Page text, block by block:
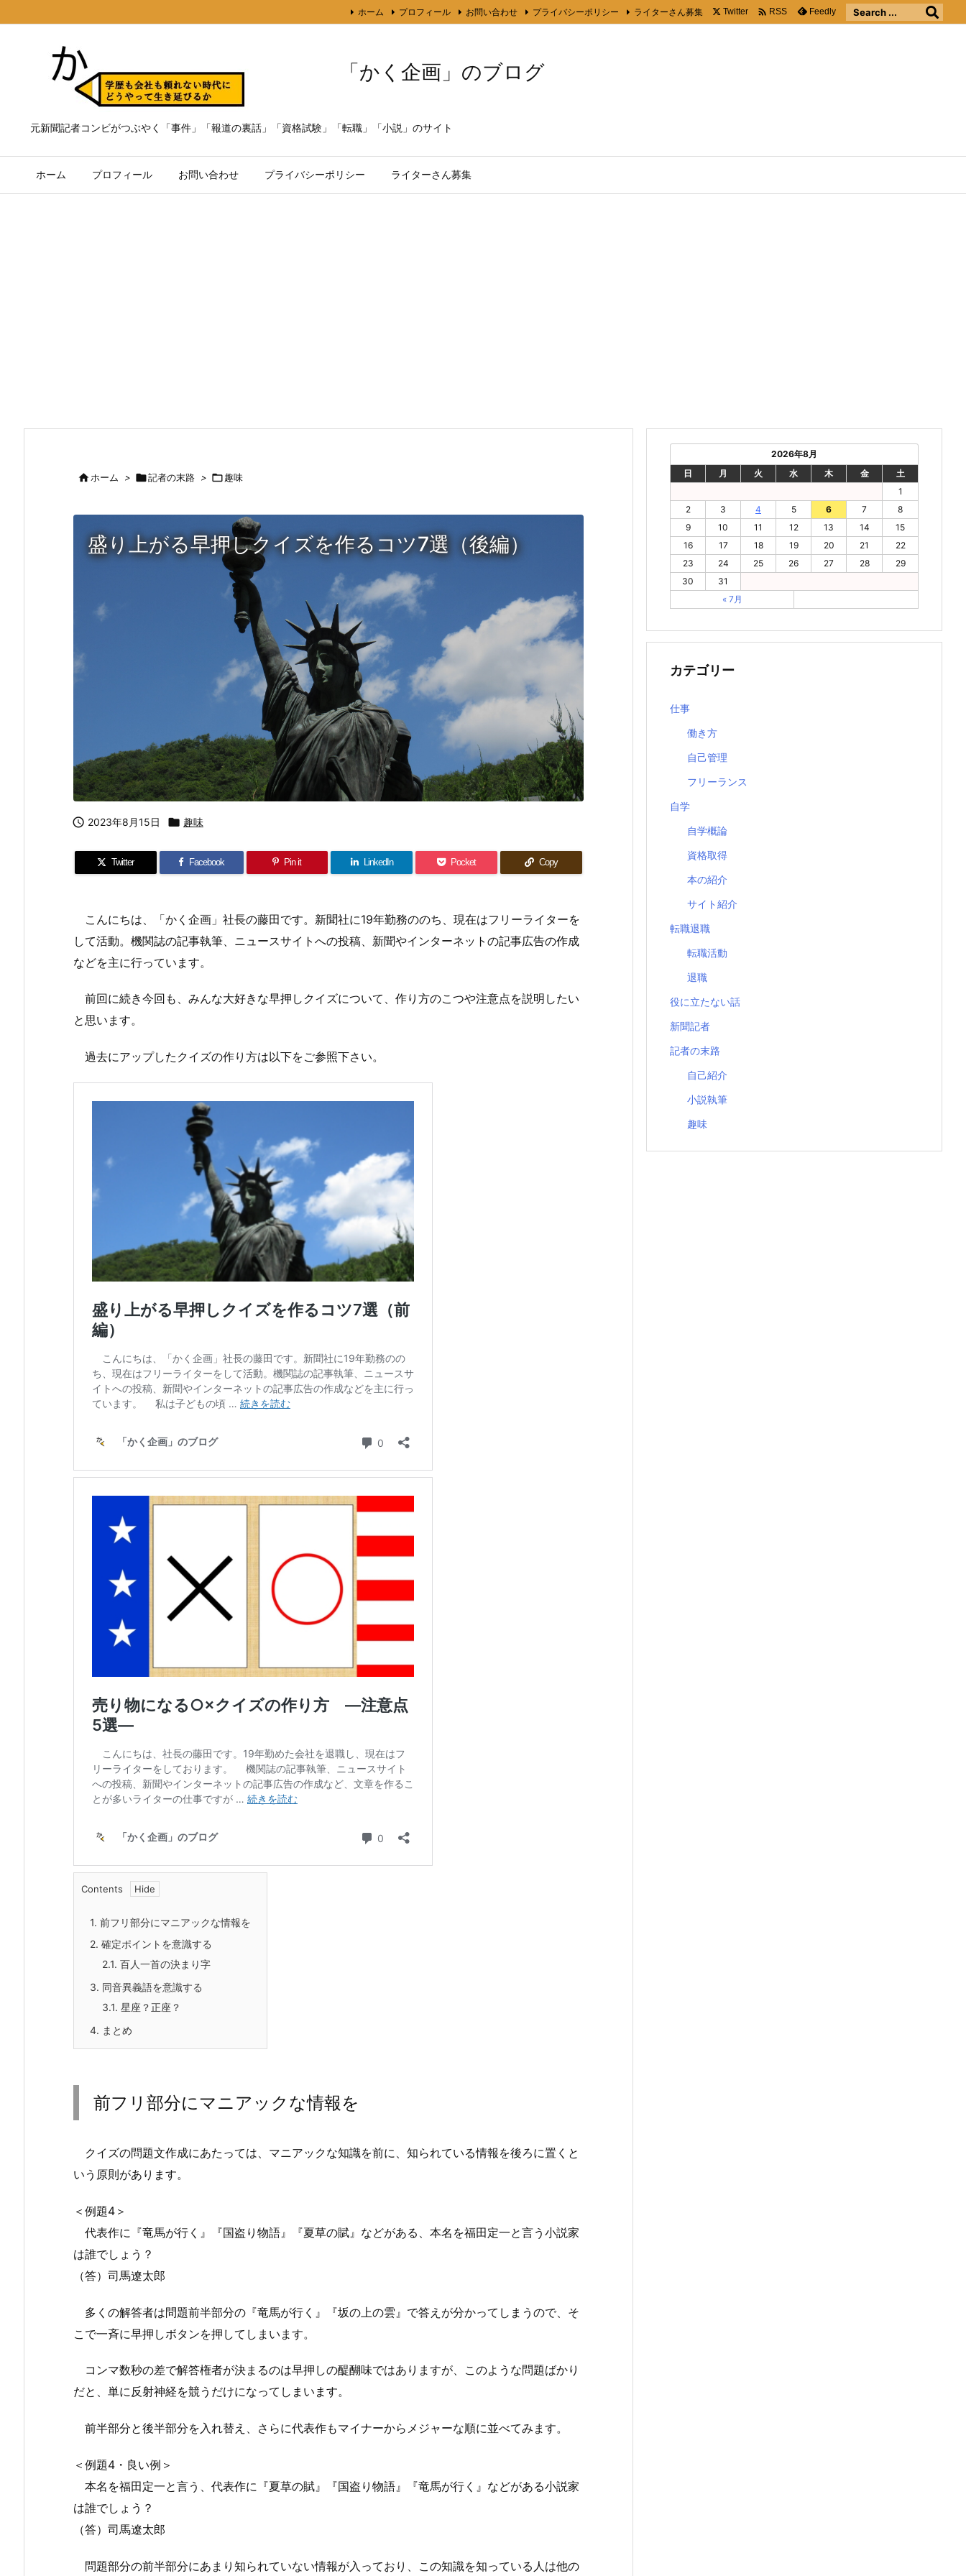
「かく企画」のブログ
元新聞記者コンビがつぶやく「事件」「報道の裏話」「資格試験」「転職」「小説」のサイト
ホーム プロフィール お問い合わせ プライバシーポリシー ライターさん募集
ホーム プロフィール お問い合わせ プライバシーポリシー ライターさん募集 Twitter  RSS Feedly
ホーム > 記者の末路 > 趣味
盛り上がる早押しクイズを作るコツ7選（後編）
 2023年8月15日  趣味
Twitter Facebook Pin it LinkedIn Pocket Copy
こんにちは、「かく企画」社長の藤田です。新聞社に19年勤務ののち、現在はフリーライターを
して活動。機関誌の記事執筆、ニュースサイトへの投稿、新聞やインターネットの記事広告の作成
などを主に行っています。
前回に続き今回も、みんな大好きな早押しクイズについて、作り方のこつや注意点を説明したい
と思います。
過去にアップしたクイズの作り方は以下をご参照下さい。
Contents
1. 前フリ部分にマニアックな情報を
2. 確定ポイントを意識する
2.1. 百人一首の決まり字
3. 同音異義語を意識する
3.1. 星座？正座？
4. まとめ
前フリ部分にマニアックな情報を
クイズの問題文作成にあたっては、マニアックな知識を前に、知られている情報を後ろに置くと
いう原則があります。
＜例題4＞
代表作に『竜馬が行く』『国盗り物語』『夏草の賦』などがある、本名を福田定一と言う小説家
は誰でしょう？
（答）司馬遼太郎
多くの解答者は問題前半部分の『竜馬が行く』『坂の上の雲』で答えが分かってしまうので、そ
こで一斉に早押しボタンを押してしまいます。
コンマ数秒の差で解答権者が決まるのは早押しの醍醐味ではありますが、このような問題ばかり
だと、単に反射神経を競うだけになってしまいます。
前半部分と後半部分を入れ替え、さらに代表作もマイナーからメジャーな順に並べてみます。
＜例題4・良い例＞
本名を福田定一と言う、代表作に『夏草の賦』『国盗り物語』『竜馬が行く』などがある小説家
は誰でしょう？
（答）司馬遼太郎
問題部分の前半部分にあまり知られていない情報が入っており、この知識を知っている人は他の
2026年8月
日
月 火 水 木 金
土
1
2
3 4 5 6 7
8
9
10 11 12 13 14
15
16
17 18 19 20 21
22
23
24 25 26 27 28
29
30
31
« 7月
カテゴリー
仕事
働き方
自己管理
フリーランス
自学
自学概論
資格取得
本の紹介
サイト紹介
転職退職
転職活動
退職
役に立たない話
新聞記者
記者の末路
自己紹介
小説執筆
趣味